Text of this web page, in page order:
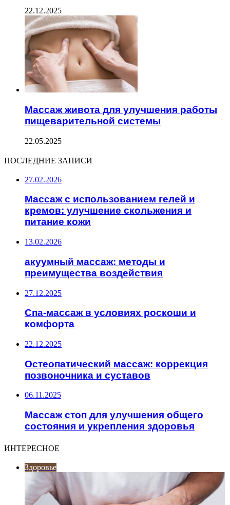
22.12.2025
Массаж живота для улучшения работы
пищеварительной системы
22.05.2025
ПОСЛЕДНИЕ ЗАПИСИ
27.02.2026
Массаж с использованием гелей и
кремов: улучшение скольжения и
питание кожи
13.02.2026
акуумный массаж: методы и
преимущества воздействия
27.12.2025
Спа-массаж в условиях роскоши и
комфорта
22.12.2025
Остеопатический массаж: коррекция
позвоночника и суставов
06.11.2025
Массаж стоп для улучшения общего
состояния и укрепления здоровья
ИНТЕРЕСНОЕ
Здоровье